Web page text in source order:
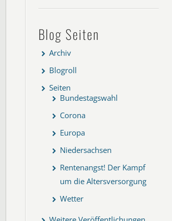
Blog Seiten
Archiv
Blogroll
Seiten
Bundestagswahl
Corona
Europa
Niedersachsen
Rentenangst! Der Kampf
um die Altersversorgung
Wetter